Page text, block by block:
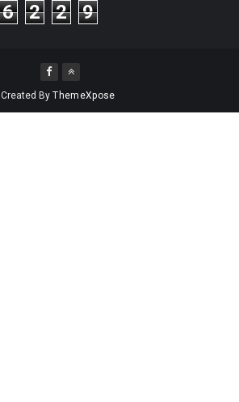
6 2 2 9
Created ByThemeXpose